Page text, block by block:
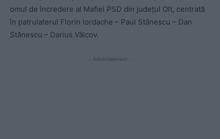
omul de încredere al Mafiei PSD din județul Olt, centrată
în patrulaterul Florin Iordache – Paul Stănescu – Dan
Stănescu – Darius Vâlcov.
- Advertisement -